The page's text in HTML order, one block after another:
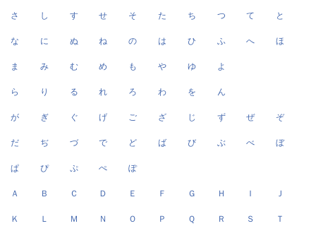
さ し す せ そ た ち つ て と
な に ぬ ね の は ひ ふ へ ほ
ま み む め も や ゆ よ
ら り る れ ろ わ を ん
が ぎ ぐ げ ご ざ じ ず ぜ ぞ
だ ぢ づ で ど ば び ぶ べ ぼ
ぱ ぴ ぷ ぺ ぽ
Ａ Ｂ Ｃ Ｄ Ｅ Ｆ Ｇ Ｈ Ｉ Ｊ
Ｋ Ｌ Ｍ Ｎ Ｏ Ｐ Ｑ Ｒ Ｓ Ｔ